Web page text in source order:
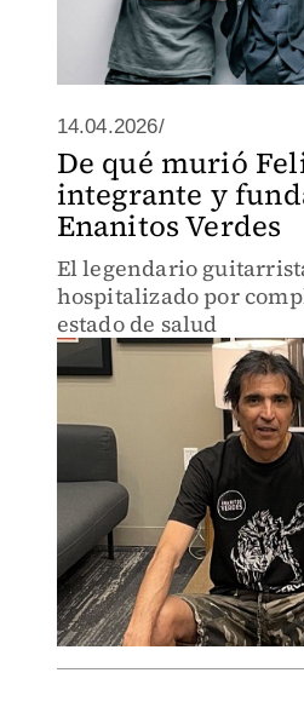
14.04.2026/
De qué murió
integrante y
Enanitos Verdes
El legendario
hospitalizado por
estado de salud